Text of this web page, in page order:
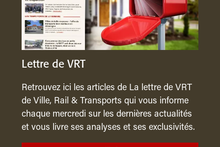
Lettre de VRT
Retrouvez ici les articles de La lettre de VRT
de Ville, Rail & Transports qui vous informe
chaque mercredi sur les dernières actualités
et vous livre ses analyses et ses exclusivités.